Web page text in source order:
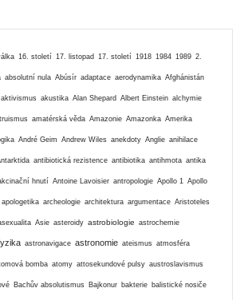
16. století 17. listopad 17. století 1918 1984 1989 2.
absolutní nula Abúsír adaptace aerodynamika Afghánistán
aktivismus akustika Alan Shepard Albert Einstein alchymie
amatérská věda Amazonie Amazonka Amerika
André Geim Andrew Wiles anekdoty Anglie anihilace
antibiotická rezistence antibiotika antihmota antika
hnutí Antoine Lavoisier antropologie Apollo 1 Apollo
apologetika archeologie architektura argumentace Aristoteles
Asie asteroidy astrobiologie astrochemie
astronavigace astronomie ateismus atmosféra
bomba atomy attosekundové pulsy austroslavismus
Bachův absolutismus Bajkonur bakterie balistické nosiče